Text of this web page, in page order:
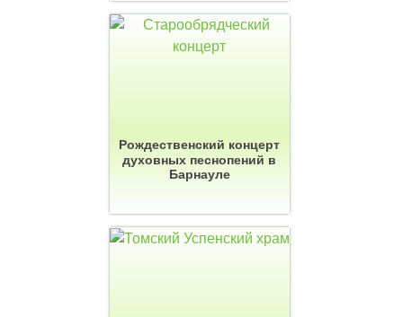
Рождественский концерт
духовных песнопений в
Барнауле